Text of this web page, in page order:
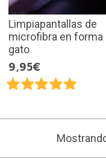
Limpiapantallas de
microfibra en forma
gato
9,95€